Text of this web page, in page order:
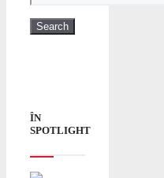
ÎN
SPOTLIGHT